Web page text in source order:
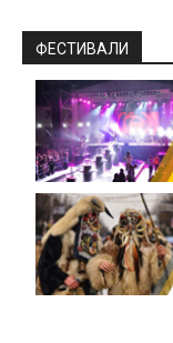
ФЕСТИВАЛИ